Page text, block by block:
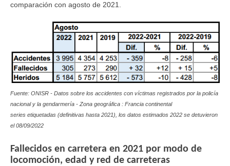
comparación con agosto de 2021.
Fuente: ONISR - Datos sobre los accidentes con víctimas registrados por la policía
nacional y la gendarmería - Zona geográfica : Francia continental
series etiquetadas (definitivas hasta 2021), los datos estimados 2022 se detuvieron
el 08/09/2022
Fallecidos en carretera en 2021 por modo de
locomoción, edad y red de carreteras